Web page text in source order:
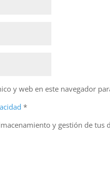
y web en este navegador
*
y gestión de